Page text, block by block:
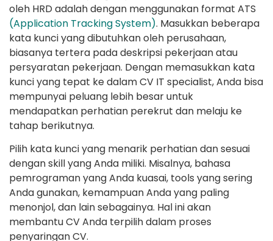
oleh HRD adalah dengan menggunakan format ATS
(Application Tracking System). Masukkan beberapa
kata kunci yang dibutuhkan oleh perusahaan,
biasanya tertera pada deskripsi pekerjaan atau
persyaratan pekerjaan. Dengan memasukkan kata
kunci yang tepat ke dalam CV IT specialist, Anda bisa
mempunyai peluang lebih besar untuk
mendapatkan perhatian perekrut dan melaju ke
tahap berikutnya.
Pilih kata kunci yang menarik perhatian dan sesuai
dengan skill yang Anda miliki. Misalnya, bahasa
pemrograman yang Anda kuasai, tools yang sering
Anda gunakan, kemampuan Anda yang paling
menonjol, dan lain sebagainya. Hal ini akan
membantu CV Anda terpilih dalam proses
penyaringan CV.